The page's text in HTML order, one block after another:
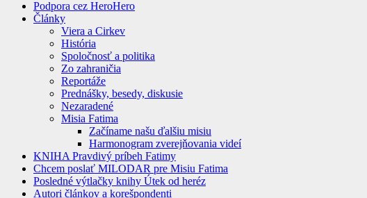
Podpora cez HeroHero
Články
Viera a Cirkev
História
Spoločnosť a politika
Zo zahraničia
Reportáže
Prednášky, besedy, diskusie
Nezaradené
Misia Fatima
Začíname našu ďalšiu misiu
Harmonogram zverejňovania videí
KNIHA Pravdivý príbeh Fatimy
Chcem poslať MILODAR pre Misiu Fatima
Posledné výtlačky knihy Útek od heréz
Autori článkov a korešpondenti